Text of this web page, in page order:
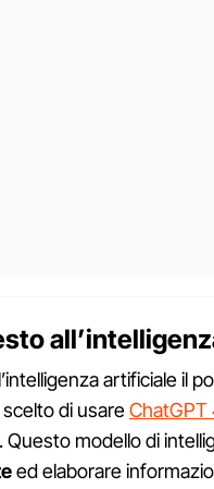
artificiale il
di usareChatGPT
Questo modello di
ed elaborare